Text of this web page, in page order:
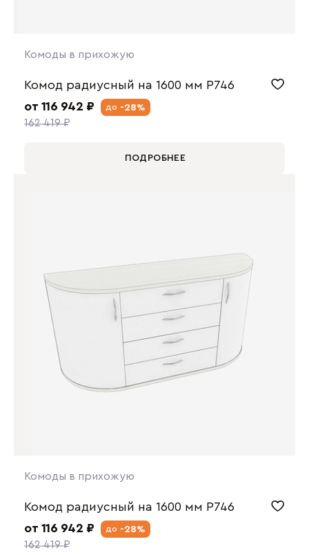
Комоды в прихожую
Комод радиусный на 1600 мм P746
от 116 942 ₽
162 419 ₽
до -28%
ПОДРОБНЕЕ
Комоды в прихожую
Комод радиусный на 1600 мм P746
от 116 942 ₽
162 419 ₽
до -28%